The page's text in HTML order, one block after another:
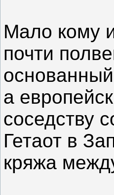
Мало кому
почти
а
соседству
Гетаот в
кряжа